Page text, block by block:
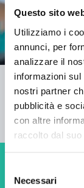
Questo sito
Utilizziamo i
annunci, per
analizzare il
informazioni
nostri partner
pubblicità e
con altre
raccolto dal
delNecessari
Bando per l'inno
22/03/2024
Non